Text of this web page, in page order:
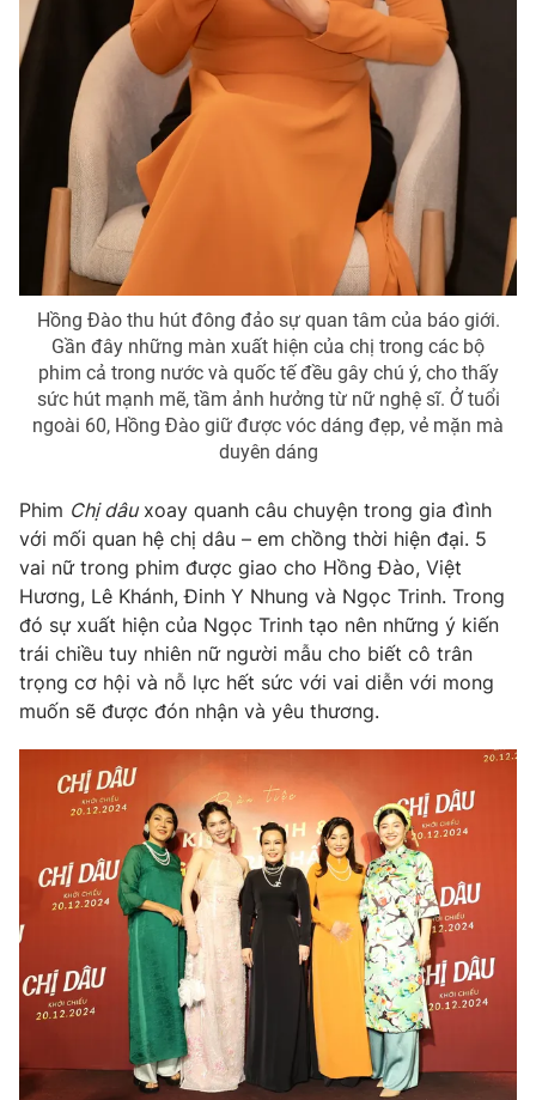
Thị trường 24h Tấm lòng Việt
VTV4 Vươn mình bằng AI
VTV9
Liên hệ tòa soạn
THỜI BÁO VTV
Theo dõi báo trên
Cơ quan chủ quản:Đài Truyền hình Việt Nam
Cơ quan báo chí:Thời báo VTV
Giấy phép hoạt động báo in và báo điện tử số 483/GP-BTTTT
cấp ngày 29/12/2023
Tổng Biên tập:
Vũ Thanh Thủy
Tổng đài VTV:024.38 355 931 - 024.38 355 932
Ðiện thoại Thời báo VTV:024.66 897 897
toasoan@vtv.vn
Liên hệ quảng cáo:
024-7300.7108
Hồng Đào thu hút đông đảo sự quan tâm của báo giới.
Gần đây những màn xuất hiện của chị trong các bộ
phim cả trong nước và quốc tế đều gây chú ý, cho thấy
sức hút mạnh mẽ, tầm ảnh hưởng từ nữ nghệ sĩ. Ở tuổi
ngoài 60, Hồng Đào giữ được vóc dáng đẹp, vẻ mặn mà
duyên dáng
Phim Chị dâuxoay quanh câu chuyện trong gia đình
với mối quan hệ chị dâu – em chồng thời hiện đại. 5
vai nữ trong phim được giao cho Hồng Đào, Việt
Hương, Lê Khánh, Đinh Y Nhung và Ngọc Trinh. Trong
đó sự xuất hiện của Ngọc Trinh tạo nên những ý kiến
trái chiều tuy nhiên nữ người mẫu cho biết cô trân
trọng cơ hội và nỗ lực hết sức với vai diễn với mong
muốn sẽ được đón nhận và yêu thương.